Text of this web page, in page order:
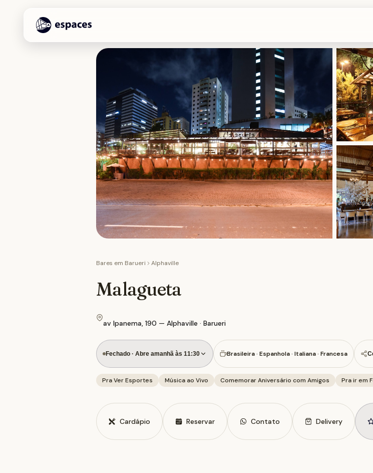
Bares em Barueri Alphaville
Malagueta
av Ipanema, 190 — Alphaville · Barueri
Fechado · Abre amanhã às 11:30 Brasileira · Espanhola · Italiana · Francesa
Pra Ver Esportes Música ao Vivo Comemorar Aniversário com Amigos Pra ir em
Cardápio Reservar Contato Delivery